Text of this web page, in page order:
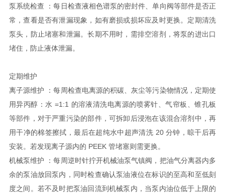
泵系统检查 ：每日检查液相色谱泵的密封件、单向阀等部件是否正
常，查看是否有泄漏现象，如有磨损或损坏应及时更换。定期清洗
泵头，防止堵塞和泄漏。长期不用时，需排空溶剂，将泵的进出口
堵住，防止液体泄漏。
定期维护
离子源维护 ：每周检查电离源的积碳、灰尘等污染物情况，定期使
用异丙醇：水 =1:1 的溶液清洗电离源的喷雾针、气帘板、锥孔板
等部件，对于严重污染的部件，可拆卸后浸泡在该混合溶剂中，再
用干净的棉签擦拭，最后在超纯水中超声清洗 20 分钟，晾干后再
安装。若发现离子源内的 PEEK 管堵塞则需更换。
机械泵维护 ：每周逆时针拧开机械油泵气镇阀，把油气分离器内多
余的泵油放回泵内，同时检查确认泵油液位在标识的至高和至低刻
度之间。若不及时把泵油回流到机械泵内，当泵内油位低于上限的